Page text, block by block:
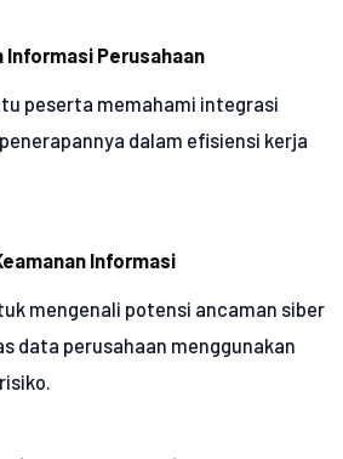
Informasi Perusahaan
peserta memahami integrasi
dalam efisiensi kerja
Informasi
mengenali potensi ancaman siber
data perusahaan menggunakan